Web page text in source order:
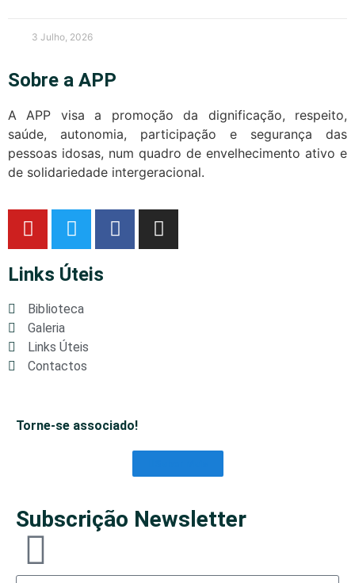
3 Julho, 2026
Sobre a APP
A APP visa a promoção da dignificação, respeito,
saúde, autonomia, participação e segurança das
pessoas idosas, num quadro de envelhecimento ativo e
de solidariedade intergeracional.
Links Úteis
Biblioteca
Galeria
Links Úteis
Contactos
Torne-se associado!
Subscrição Newsletter